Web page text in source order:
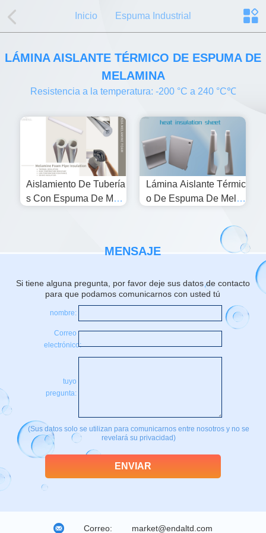
Inicio Espuma Industrial
LÁMINA AISLANTE TÉRMICO DE ESPUMA DE
MELAMINA
Resistencia a la temperatura: -200 °C a 240 °C℃
Aislamiento De Tubería
S Con Espuma De Mel
Lámina Aislante Térmic
O De Espuma De Mela
MENSAJE
Si tiene alguna pregunta, por favor deje sus datos de contacto
para que podamos comunicarnos con usted tú
nombre:
Correo
electrónico:
tuyo
pregunta:
(Sus datos solo se utilizan para comunicarnos entre nosotros y no se
revelará su privacidad)
Correo: market@endaltd.com